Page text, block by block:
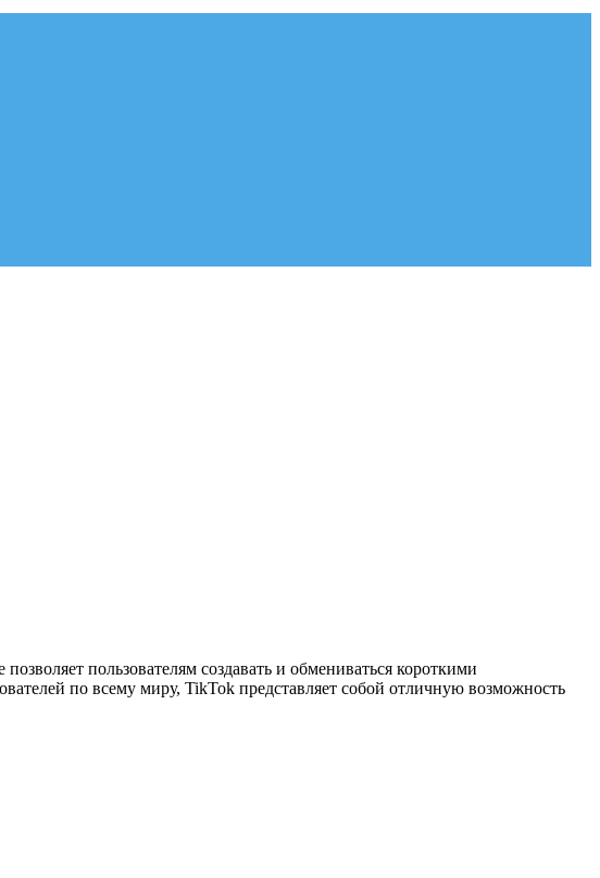
пользователям создавать и обмениваться короткими
по всему миру, TikTok представляет собой отличную возможность